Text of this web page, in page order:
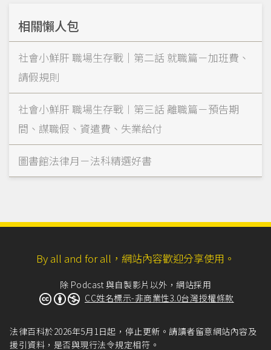
相關懶人包
社會小鮮肝 職場生存戰｜第二話 就職篇－加班費、
請假規則
社會小鮮肝 職場生存戰︱第三話 離職篇－預告期
間、謀職假、資遣費、失業給付
圖書館法律月－法科精選好書
By all and for all，網站內容歡迎分享使用。
除 Podcast 與自製影片以外，網站採用
CC姓名標示-非商業性3.0台灣授權條款
法律百科於2026年5月1日起，停止更新。請讀者留意網站內容及
援引資料，是否與現行法令規定相符。